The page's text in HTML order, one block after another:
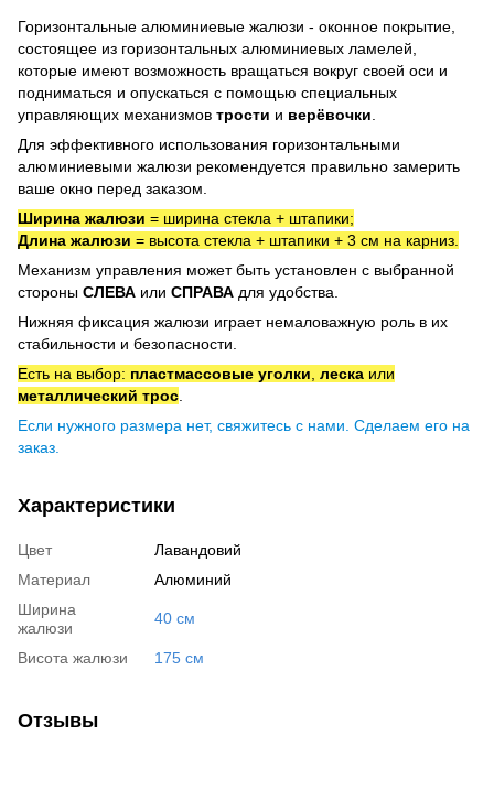
Горизонтальные алюминиевые жалюзи - оконное покрытие,
состоящее из горизонтальных алюминиевых ламелей,
которые имеют возможность вращаться вокруг своей оси и
подниматься и опускаться с помощью специальных
управляющих механизмов трости и верёвочки
Для эффективного использования горизонтальными
алюминиевыми жалюзи рекомендуется правильно замерить
ваше окно перед заказом.
Ширина жалюзи = ширина стекла + штапики;
Длина жалюзи = высота стекла + штапики + 3 см на карниз.
Механизм управления может быть установлен с выбранной
стороны СЛЕВА или СПРАВА для удобства.
Нижняя фиксация жалюзи играет немаловажную роль в их
стабильности и безопасности.
Есть на выбор: пластмассовые уголки леска или
металлический трос
Если нужного размера нет, свяжитесь с нами. Сделаем его на
заказ.
Характеристики
Цвет
Лавандовий
Материал
Алюминий
Ширина
жалюзи
40 см
Висота жалюзи 175 см
Отзывы